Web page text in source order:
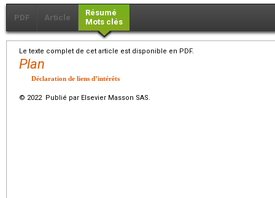
PDF Article
Résumé
Mots clés
Le texte complet de cet article est disponible en PDF.
Plan
Déclaration de liens d’intérêts
© 2022 Publié par Elsevier Masson SAS.